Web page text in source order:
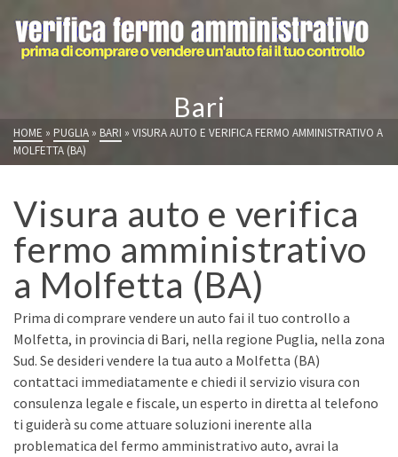
Bari
HOME » PUGLIA » BARI » VISURA AUTO E VERIFICA FERMO AMMINISTRATIVO A
MOLFETTA (BA)
Visura auto e verifica
fermo amministrativo
a Molfetta (BA)
Prima di comprare vendere un auto fai il tuo controllo a
Molfetta, in provincia di Bari, nella regione Puglia, nella zona
Sud. Se desideri vendere la tua auto a Molfetta (BA)
contattaci immediatamente e chiedi il servizio visura con
consulenza legale e fiscale, un esperto in diretta al telefono
ti guiderà su come attuare soluzioni inerente alla
problematica del fermo amministrativo auto, avrai la